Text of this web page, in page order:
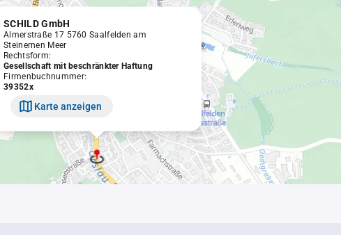
SCHILD GmbH
Almerstraße 17 5760 Saalfelden am
Steinernen Meer
Rechtsform:
Gesellschaft mit beschränkter Haftung
Firmenbuchnummer:
39352x
Karte anzeigen